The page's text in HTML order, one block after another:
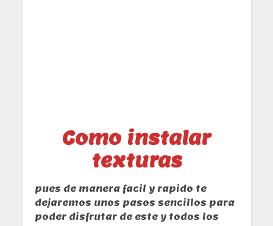
Como instalar
texturas
pues de manera facil y rapido te
dejaremos unos pasos sencillos para
poder disfrutar de este y todos los